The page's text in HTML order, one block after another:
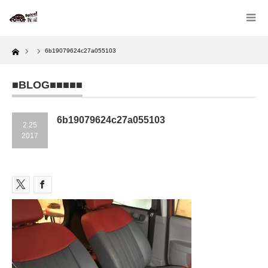
Home 6b19079624c27a055103
■BLOG■■■■■
2.25
2017
6b19079624c27a055103